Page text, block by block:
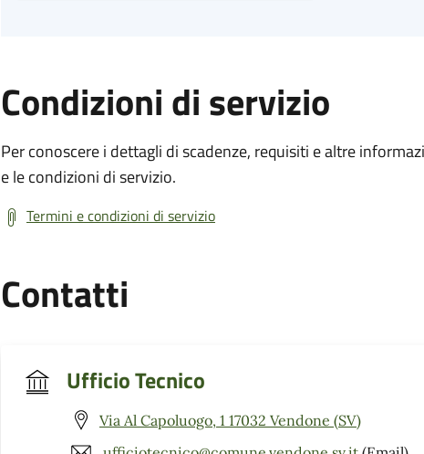
Condizioni di servizio
Per conoscere i dettagli di scadenze, requisiti e altre
e le condizioni di servizio.
Termini e condizioni di servizio
Contatti
Ufficio Tecnico
Via Al Capoluogo, 1 17032 Vendone (SV)